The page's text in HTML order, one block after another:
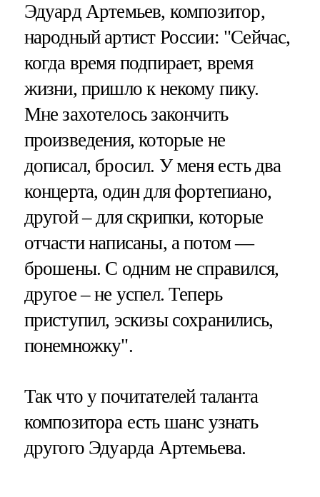
Эдуард Артемьев, композитор,
народный артист России: "Сейчас,
когда время подпирает, время
жизни, пришло к некому пику.
Мне захотелось закончить
произведения, которые не
дописал, бросил. У меня есть два
концерта, один для фортепиано,
другой – для скрипки, которые
отчасти написаны, а потом —
брошены. С одним не справился,
другое – не успел. Теперь
приступил, эскизы сохранились,
понемножку".
Так что у почитателей таланта
композитора есть шанс узнать
другого Эдуарда Артемьева.